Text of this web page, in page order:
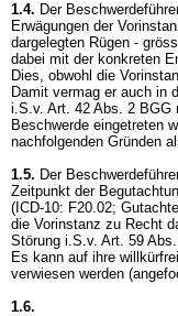
1.4. Der
Erwägungen der
dargelegten Rügen -
dabei mit der konkreten
Dies, obwohl die
Damit vermag er auch in
i.S.v. Art. 42 Abs. 2 BGG
Beschwerde eingetreten
nachfolgenden Gründen
1.5. Der
Zeitpunkt der
(ICD-10: F20.02;
die Vorinstanz zu Recht
Störung i.S.v. Art. 59
Es kann auf ihre
verwiesen werden
1.6.